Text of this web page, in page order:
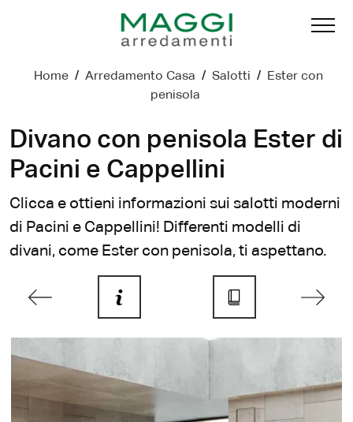
Home / Arredamento Casa / Salotti / Ester con
penisola
Divano con penisola Ester di
Pacini e Cappellini
Clicca e ottieni informazioni sui salotti moderni
di Pacini e Cappellini! Differenti modelli di
divani, come Ester con penisola, ti aspettano.